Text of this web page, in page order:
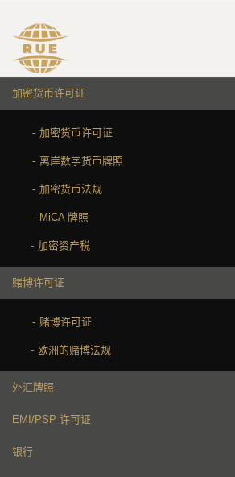
加密货币许可证
加密货币许可证
离岸数字货币牌照
加密货币法规
MiCA 牌照
加密资产税
赌博许可证
赌博许可证
欧洲的赌博法规
外汇牌照
EMI/PSP 许可证
银行